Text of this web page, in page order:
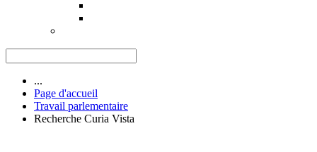
...
Page d'accueil
Travail parlementaire
Recherche Curia Vista